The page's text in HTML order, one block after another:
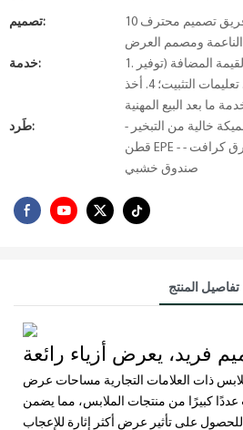
تصميم:
10 فريق تصميم محترف (مصمم مساحة، R&D مصمم
خدمة:
1. تصميم مجاني. 2. خدمات القيمة المضافة (توفير
مفهوم الحل المجاني)؛ 3. تعليمات التثبيت؛ 4. أخذ
طَرد:
خالية من التبخير -
قطن EPE - حزمة فقاعات - واقي زاوية - ورق كرافت -
صندوق خشبي
تفاصيل المنتج
فريد، يعرض أزياء رائعة
ذات العلامات التجارية مساحات عرض
كبيرًا من منتجات الملابس، مما يضمن